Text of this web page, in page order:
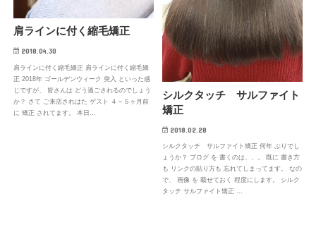
肩ラインに付く縮毛矯正
2018.04.30
肩ラインに付く縮毛矯正 肩ラインに付く縮毛矯
正 2018年 ゴールデンウィーク 突入 といった感
じですが、 皆さんは どう過ごされるのでしょう
か？ さて ご来店されはた ゲスト ４～５ヶ月前
に 矯正 されてます。 本日…
シルクタッチ サルファイト
矯正
2018.02.28
シルクタッチ サルファイト矯正 何年 ぶりでし
ょうか？ ブログ を 書くのは、、。 既に 書き方
も リンクの貼り方も 忘れてしまってます。 なの
で、 画像 を 載せておく 程度にします。 シルク
タッチ サルファイト矯正 …